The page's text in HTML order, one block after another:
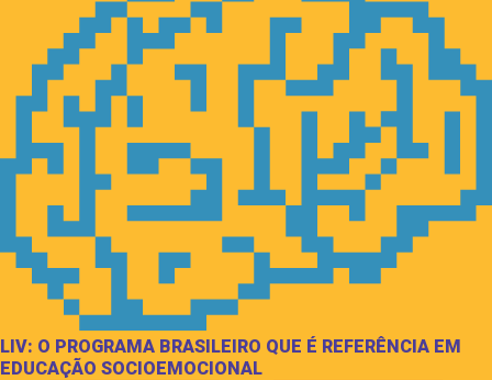
LIV: O PROGRAMA BRASILEIRO QUE É REFERÊNCIA EM
EDUCAÇÃO SOCIOEMOCIONAL